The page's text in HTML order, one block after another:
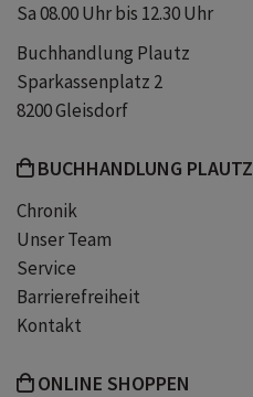
Sa 08.00 Uhr bis 12.30 Uhr
Buchhandlung Plautz
Sparkassenplatz 2
8200 Gleisdorf
BUCHHANDLUNG PLAUTZ
Chronik
Unser Team
Service
Barrierefreiheit
Kontakt
ONLINE SHOPPEN